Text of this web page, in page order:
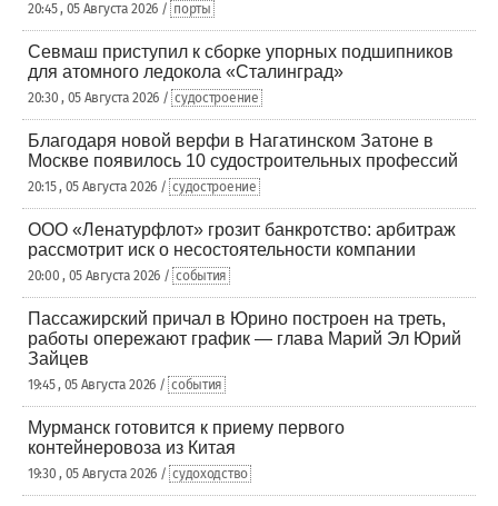
20:45 , 05 Августа 2026 / порты
Севмаш приступил к сборке упорных подшипников
для атомного ледокола «Сталинград»
20:30 , 05 Августа 2026 / судостроение
Благодаря новой верфи в Нагатинском Затоне в
Москве появилось 10 судостроительных профессий
20:15 , 05 Августа 2026 / судостроение
ООО «Ленатурфлот» грозит банкротство: арбитраж
рассмотрит иск о несостоятельности компании
20:00 , 05 Августа 2026 / события
Пассажирский причал в Юрино построен на треть,
работы опережают график — глава Марий Эл Юрий
Зайцев
19:45 , 05 Августа 2026 / события
Мурманск готовится к приему первого
контейнеровоза из Китая
19:30 , 05 Августа 2026 / судоходство